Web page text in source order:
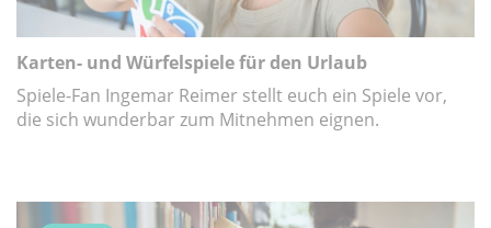
Karten- und Würfelspiele für den Urlaub
Spiele-Fan Ingemar Reimer stellt euch ein Spiele vor,
die sich wunderbar zum Mitnehmen eignen.